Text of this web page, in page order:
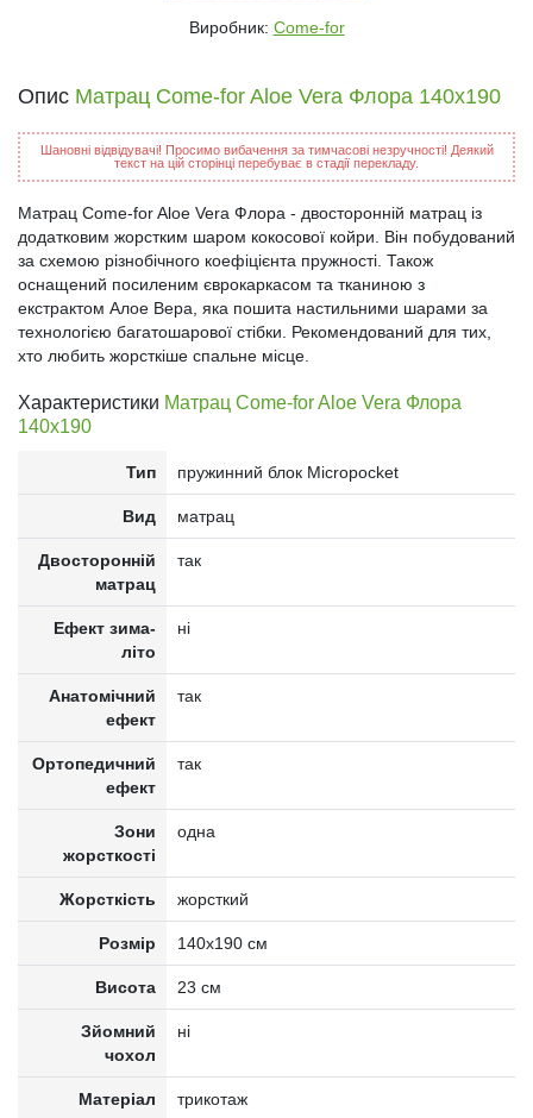
Виробник: Come-for
Опис Матрац Come-for Aloe Vera Флора 140x190
Шановні відвідувачі! Просимо вибачення за тимчасові незручності! Деякий
текст на цій сторінці перебуває в стадії перекладу.
Матрац Come-for Aloe Vera Флора - двосторонній матрац із
додатковим жорстким шаром кокосової койри. Він побудований
за схемою різнобічного коефіцієнта пружності. Також
оснащений посиленим єврокаркасом та тканиною з
екстрактом Алое Вера, яка пошита настильними шарами за
технологією багатошарової стібки. Рекомендований для тих,
хто любить жорсткіше спальне місце.
Характеристики Матрац Come-for Aloe Vera Флора
140x190
Тип пружинний блок Micropocket
Вид матрац
Двосторонній
матрац
так
Ефект зима-
літо
ні
Анатомічний
ефект
так
Ортопедичний
ефект
так
Зони
жорсткості
одна
Жорсткість жорсткий
Розмір 140x190 см
Висота 23 см
Зйомний
чохол
ні
Матеріал
трикотаж